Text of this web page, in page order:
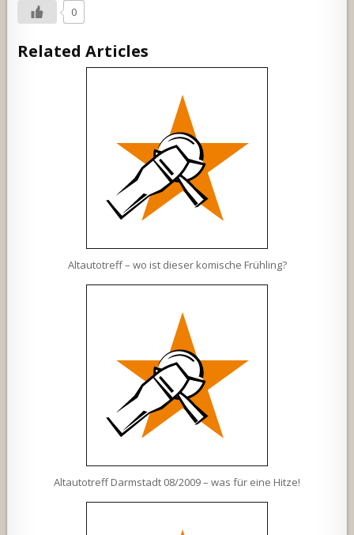
0
Related Articles
Altautotreff – wo ist dieser komische Frühling?
Altautotreff Darmstadt 08/2009 – was für eine Hitze!